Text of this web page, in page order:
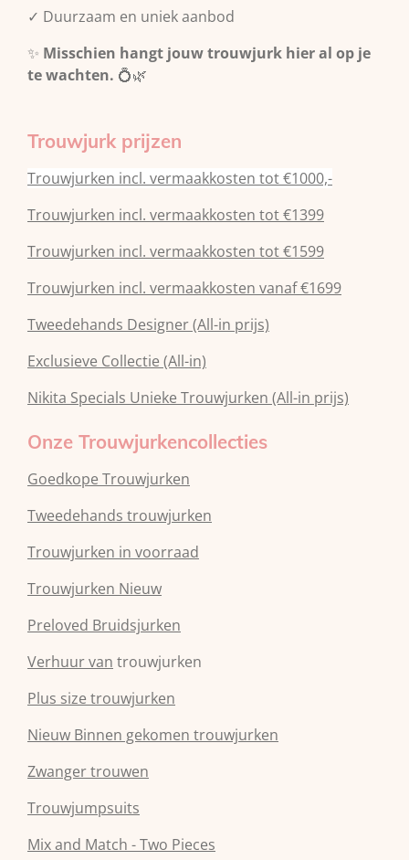
✓ Duurzaam en uniek aanbod
✨ Misschien hangt jouw trouwjurk hier al op je
te wachten. 💍🌿
Trouwjurk prijzen
Trouwjurken incl. vermaakkosten tot €1000,-
Trouwjurken incl. vermaakkosten tot €1399
Trouwjurken incl. vermaakkosten tot €1599
Trouwjurken incl. vermaakkosten vanaf €1699
Tweedehands Designer (All-in prijs)
Exclusieve Collectie (All-in)
Nikita Specials Unieke Trouwjurken (All-in prijs)
Onze Trouwjurkencollecties
Goedkope Trouwjurken
Tweedehands trouwjurken
Trouwjurken in voorraad
Trouwjurken Nieuw
Preloved Bruidsjurken
Verhuur van trouwjurken
Plus size trouwjurken
Nieuw Binnen gekomen trouwjurken
Zwanger trouwen
Trouwjumpsuits
Mix and Match - Two Pieces